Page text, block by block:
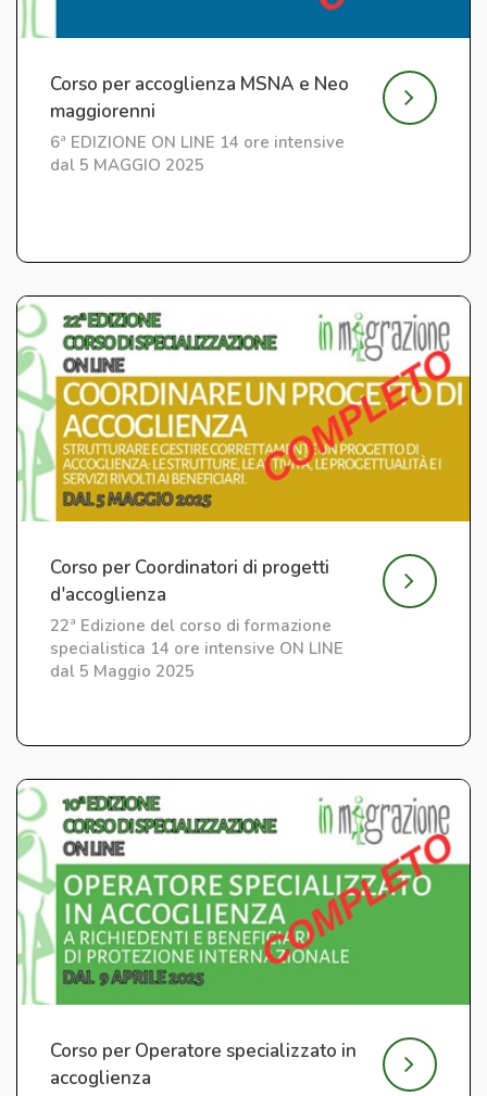
Corso per accoglienza MSNA e Neo
maggiorenni
6ª EDIZIONE ON LINE 14 ore intensive
dal 5 MAGGIO 2025
Corso per Coordinatori di progetti
d'accoglienza
22ª Edizione del corso di formazione
specialistica 14 ore intensive ON LINE
dal 5 Maggio 2025
Corso per Operatore specializzato in
accoglienza